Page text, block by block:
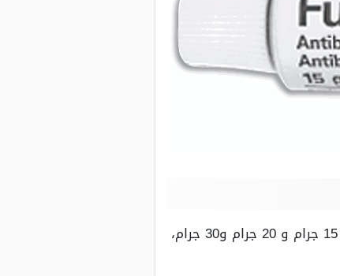
كريم ابو اسد الأصفر هو أحد أنواع كريم ابو اسد والذي يتوافر في الصيدليات بعدة أحجام متنوعه 15 جرام و 20 جرام و30 جرام،